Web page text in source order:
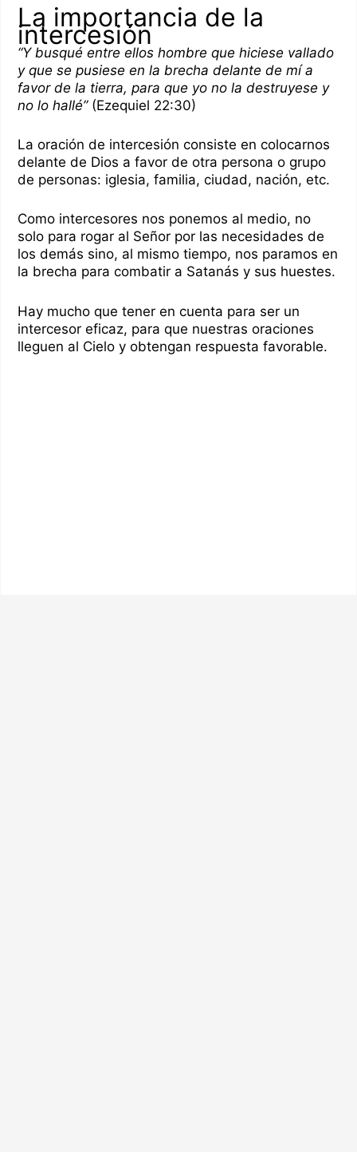
La importancia de la
intercesión
“Y busqué entre ellos hombre que hiciese vallado
y que se pusiese en la brecha delante de mí a
favor de la tierra, para que yo no la destruyese y
no lo hallé”(Ezequiel 22:30)
La oración de intercesión consiste en colocarnos
delante de Dios a favor de otra persona o grupo
de personas: iglesia, familia, ciudad, nación, etc.
Como intercesores nos ponemos al medio, no
solo para rogar al Señor por las necesidades de
los demás sino, al mismo tiempo, nos paramos en
la brecha para combatir a Satanás y sus huestes.
Hay mucho que tener en cuenta para ser un
intercesor eficaz, para que nuestras oraciones
lleguen al Cielo y obtengan respuesta favorable.